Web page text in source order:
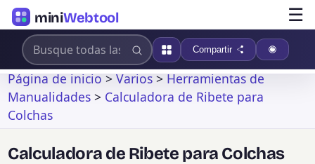
miniWebtool ☰
Compartir
Página de inicio>Varios>Herramientas de
Manualidades > Calculadora de Ribete para
Colchas
Calculadora de Ribete para Colchas